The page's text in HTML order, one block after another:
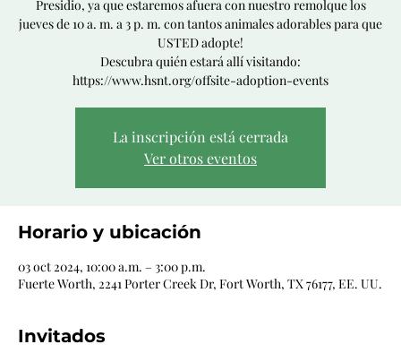
Presidio, ya que estaremos afuera con nuestro remolque los
jueves de 10 a. m. a 3 p. m. con tantos animales adorables para que
USTED adopte!
Descubra quién estará allí visitando:
https://www.hsnt.org/offsite-adoption-events
La inscripción está cerrada
Ver otros eventos
Horario y ubicación
03 oct 2024, 10:00 a.m. – 3:00 p.m.
Fuerte Worth, 2241 Porter Creek Dr, Fort Worth, TX 76177, EE. UU.
Invitados